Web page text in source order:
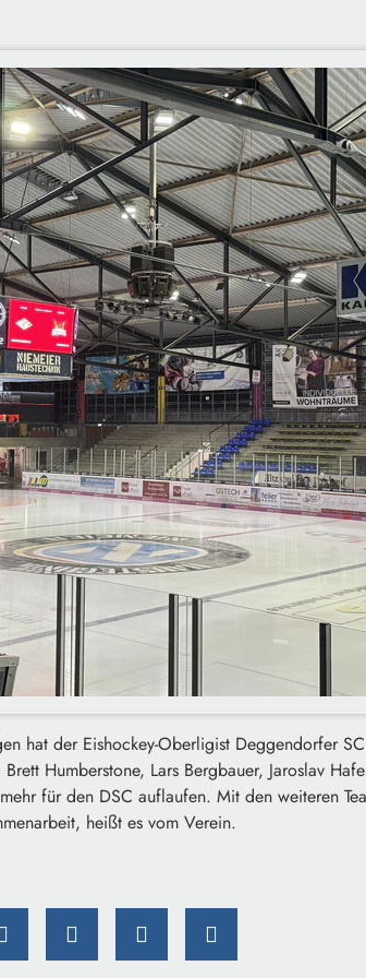
hat der Eishockey-Oberligist Deggendorfer
Humberstone, Lars Bergbauer, Jaroslav
für den DSC auflaufen. Mit den weiteren
heißt es vom Verein.